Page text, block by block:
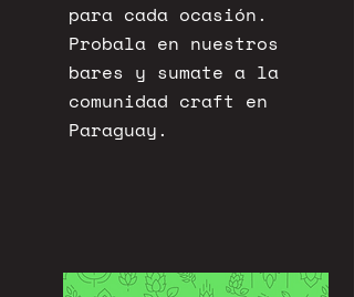
para cada ocasión.
Probala en nuestros
bares y sumate a la
comunidad craft en
Paraguay.